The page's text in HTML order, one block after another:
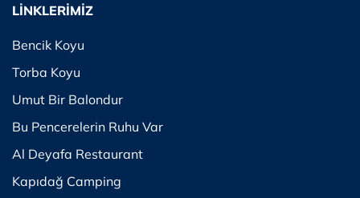
LİNKLERİMİZ
Bencik Koyu
Torba Koyu
Umut Bir Balondur
Bu Pencerelerin Ruhu Var
Al Deyafa Restaurant
Kapıdağ Camping